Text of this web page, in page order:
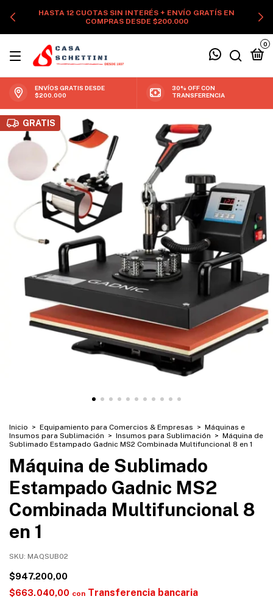
HASTA 12 CUOTAS SIN INTERÉS + ENVÍO GRATÍS EN
COMPRAS DESDE $200.000
0
ENVÍOS GRATIS DESDE
$200.000
30% OFF CON
TRANSFERENCIA
GRATIS
Inicio > Equipamiento para Comercios & Empresas > Máquinas e
Insumos para Sublimación > Insumos para Sublimación > Máquina de
Sublimado Estampado Gadnic MS2 Combinada Multifuncional 8 en 1
Máquina de Sublimado
Estampado Gadnic MS2
Combinada Multifuncional 8
en 1
SKU: MAQSUB02
$947.200,00
$663.040,00 con Transferencia bancaria